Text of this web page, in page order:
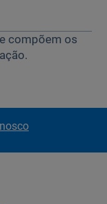
compõem os